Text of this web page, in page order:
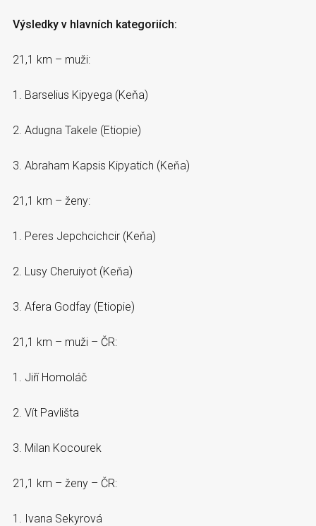
Výsledky v hlavních kategoriích:
21,1 km – muži:
1. Barselius Kipyega (Keňa)
2. Adugna Takele (Etiopie)
3. Abraham Kapsis Kipyatich (Keňa)
21,1 km – ženy:
1. Peres Jepchcichcir (Keňa)
2. Lusy Cheruiyot (Keňa)
3. Afera Godfay (Etiopie)
21,1 km – muži – ČR:
1. Jiří Homoláč
2. Vít Pavlišta
3. Milan Kocourek
21,1 km – ženy – ČR:
1. Ivana Sekyrová